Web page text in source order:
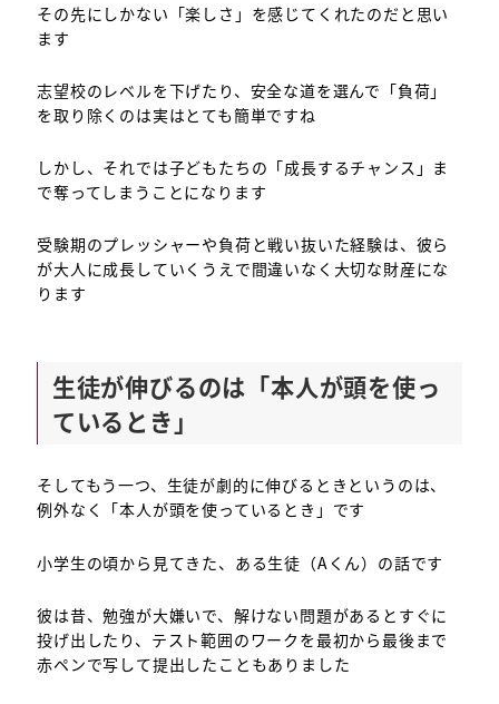
その先にしかない「楽しさ」を感じてくれたのだと思い
ます
志望校のレベルを下げたり、安全な道を選んで「負荷」
を取り除くのは実はとても簡単ですね
しかし、それでは子どもたちの「成長するチャンス」ま
で奪ってしまうことになります
受験期のプレッシャーや負荷と戦い抜いた経験は、彼ら
が大人に成長していくうえで間違いなく大切な財産にな
ります
生徒が伸びるのは「本人が頭を使っ
ているとき」
そしてもう一つ、生徒が劇的に伸びるときというのは、
例外なく「本人が頭を使っているとき」です
小学生の頃から見てきた、ある生徒（Aくん）の話です
彼は昔、勉強が大嫌いで、解けない問題があるとすぐに
投げ出したり、テスト範囲のワークを最初から最後まで
赤ペンで写して提出したこともありました